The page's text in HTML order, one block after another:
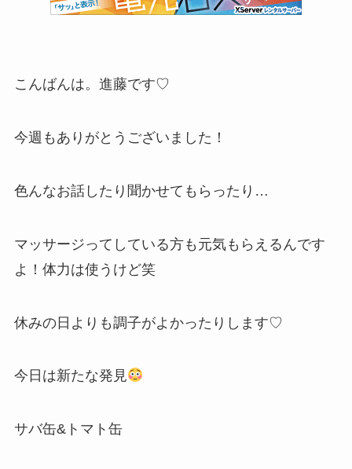
こんばんは。進藤です♡
今週もありがとうございました！
色んなお話したり聞かせてもらったり…
マッサージってしている方も元気もらえるんです
よ！体力は使うけど笑
休みの日よりも調子がよかったりします♡
今日は新たな発見
サバ缶&トマト缶